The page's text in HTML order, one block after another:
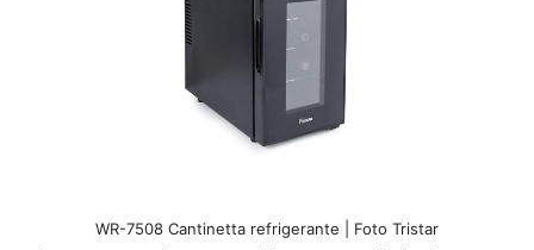
WR-7508 Cantinetta refrigerante | Foto Tristar